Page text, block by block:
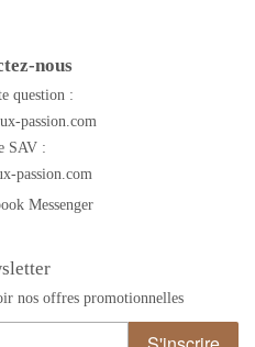
nous
question :
passion.com
SAV :
passion.com
Messenger
nos offres promotionnelles